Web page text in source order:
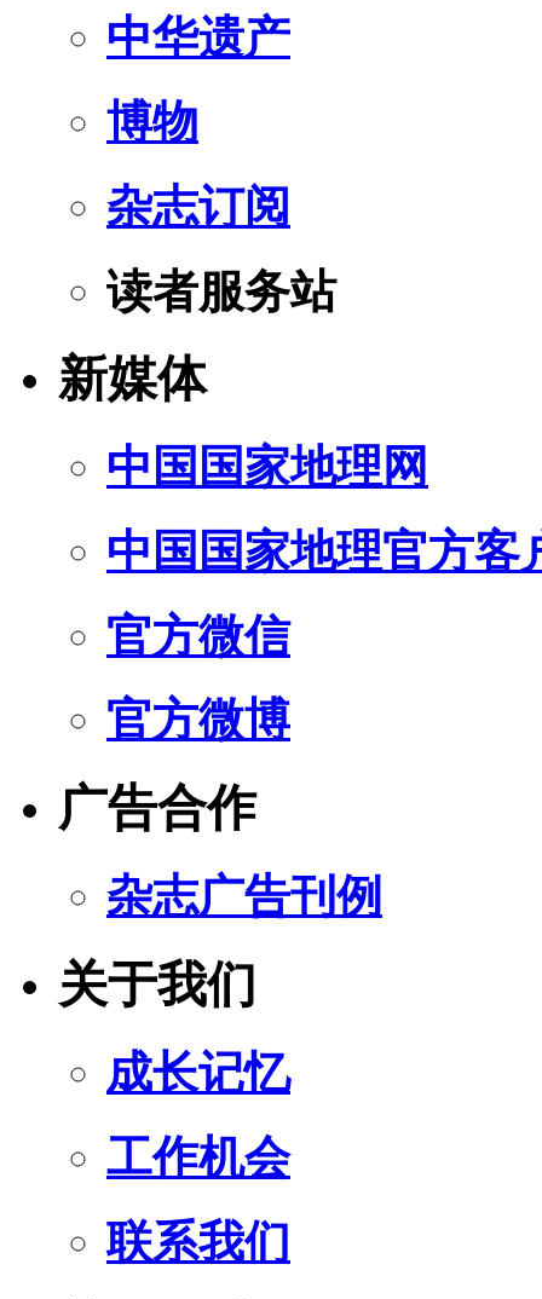
中华遗产
博物
杂志订阅
读者服务站
新媒体
中国国家地理网
中国国家地理官方客
官方微信
官方微博
广告合作
杂志广告刊例
关于我们
成长记忆
工作机会
联系我们